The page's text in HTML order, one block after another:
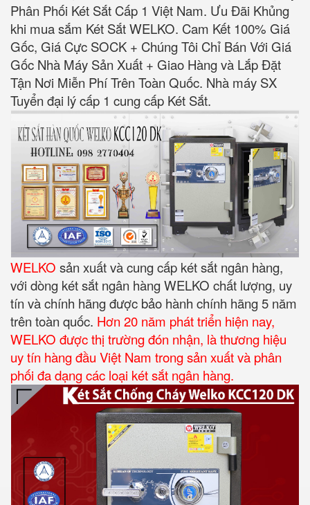
Phân Phối Két Sắt Cấp 1 Việt Nam. Ưu Đãi Khủng
khi mua sắm Két Sắt WELKO. Cam Kết 100% Giá
Gốc, Giá Cực SOCK + Chúng Tôi Chỉ Bán Với Giá
Gốc Nhà Máy Sản Xuất + Giao Hàng và Lắp Đặt
Tận Nơi Miễn Phí Trên Toàn Quốc. Nhà máy SX
Tuyển đại lý cấp 1 cung cấp Két Sắt.
WELKO sản xuất và cung cấp két sắt ngân hàng,
với dòng két sắt ngân hàng WELKO chất lượng, uy
tín và chính hãng được bảo hành chính hãng 5 năm
trên toàn quốc. Hơn 20 năm phát triển hiện nay,
WELKO được thị trường đón nhận, là thương hiệu
uy tín hàng đầu Việt Nam trong sản xuất và phân
phối đa dạng các loại két sắt ngân hàng.